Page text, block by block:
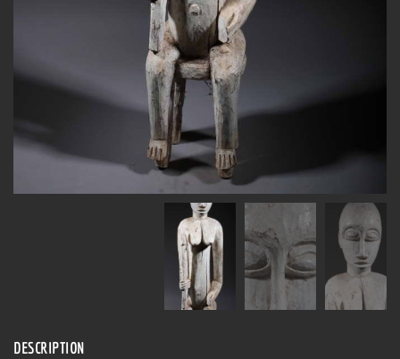
DESCRIPTION